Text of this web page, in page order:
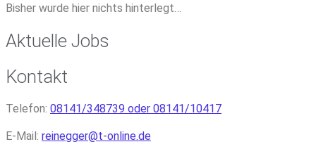
Bisher wurde hier nichts hinterlegt…
Aktuelle Jobs
Kontakt
Telefon: 08141/348739 oder 08141/10417
E-Mail: reinegger@t-online.de